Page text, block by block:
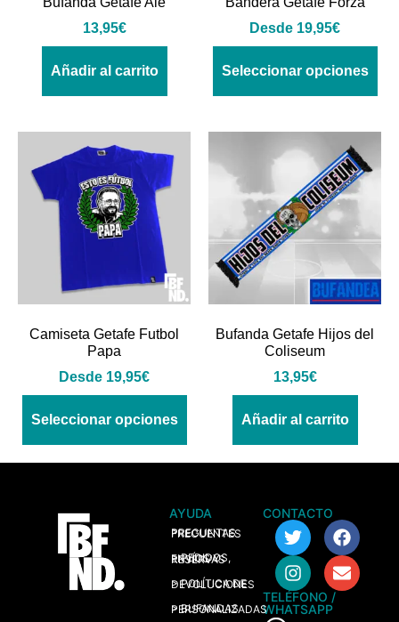
13,95€
Añadir al carrito
Desde 19,95€
Seleccionar opciones
Camiseta Getafe Futbol
Papa
Desde 19,95€
Seleccionar opciones
Bufanda Getafe Hijos del
Coliseum
13,95€
Añadir al carrito
AYUDA
> PREGUNTAS FRECUENTES
> PEDIDOS, ENVÍOS Y RESERVAS
> POLÍTICA DE DEVOLUCIONES
> BUFANDAS PERSONALIZADAS
CONTACTO
TELÉFONO /
WHATSAPP